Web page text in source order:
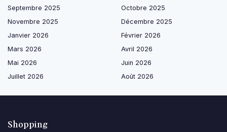
Septembre 2025
Octobre 2025
Novembre 2025
Décembre 2025
Janvier 2026
Février 2026
Mars 2026
Avril 2026
Mai 2026
Juin 2026
Juillet 2026
Août 2026
Shopping